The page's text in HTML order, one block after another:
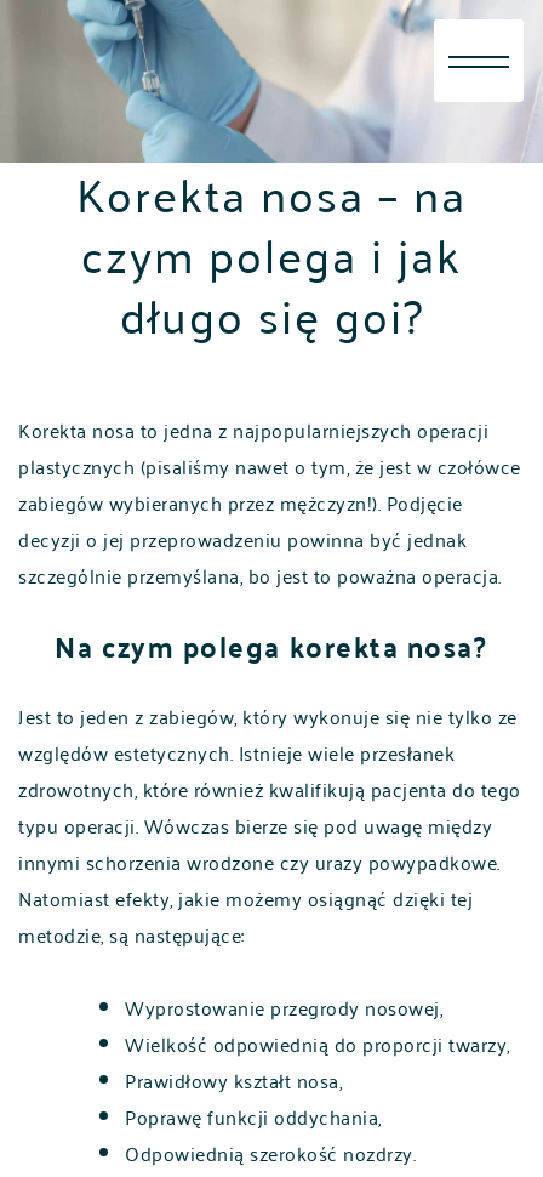
Korekta nosa – na
czym polega i jak
długo się goi?
Korekta nosa to jedna z najpopularniejszych operacji
plastycznych (pisaliśmy nawet o tym, że jest w czołówce
zabiegów wybieranych przez mężczyzn!). Podjęcie
decyzji o jej przeprowadzeniu powinna być jednak
szczególnie przemyślana, bo jest to poważna operacja.
Na czym polega korekta nosa?
Jest to jeden z zabiegów, który wykonuje się nie tylko ze
względów estetycznych. Istnieje wiele przesłanek
zdrowotnych, które również kwalifikują pacjenta do tego
typu operacji. Wówczas bierze się pod uwagę między
innymi schorzenia wrodzone czy urazy powypadkowe.
Natomiast efekty, jakie możemy osiągnąć dzięki tej
metodzie, są następujące:
Wyprostowanie przegrody nosowej,
Wielkość odpowiednią do proporcji twarzy,
Prawidłowy kształt nosa,
Poprawę funkcji oddychania,
Odpowiednią szerokość nozdrzy.